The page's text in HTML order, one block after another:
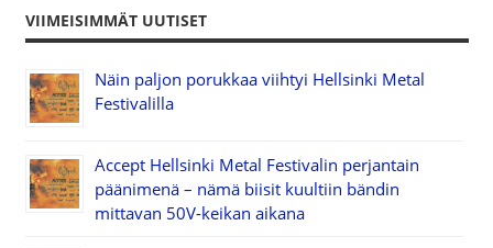
VIIMEISIMMÄT UUTISET
Näin paljon porukkaa viihtyi Hellsinki Metal
Festivalilla
Accept Hellsinki Metal Festivalin perjantain
päänimenä – nämä biisit kuultiin bändin
mittavan 50V-keikan aikana